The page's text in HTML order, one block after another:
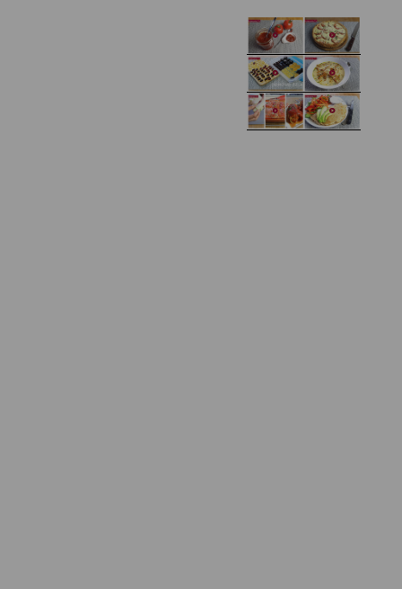
Domowy ketchup (bez
cukru)
Tarta francuska z
cebulą i pomidorem
Domowe żelki
Zupa kurkowa z
selerem i pietruszką